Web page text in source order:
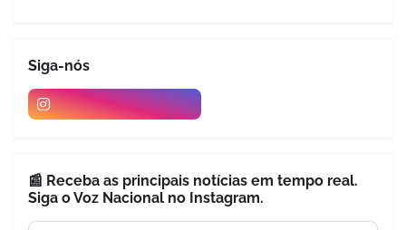
Siga-nós
📰 Receba as principais notícias em tempo real.
Siga o Voz Nacional no Instagram.